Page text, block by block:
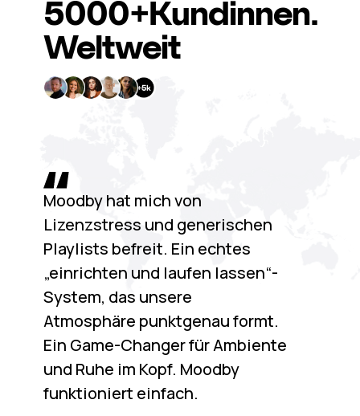
Moodby hat mich von
Lizenzstress und generischen
Playlists befreit. Ein echtes
„einrichten und laufen lassen“-
System, das unsere
Atmosphäre punktgenau formt.
Ein Game-Changer für Ambiente
und Ruhe im Kopf. Moodby
funktioniert einfach.
5000+Kundinnen.
Weltweit